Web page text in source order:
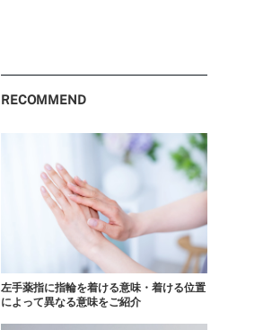
ヤル
338
US ON
RECOMMEND
左手薬指に指輪を着ける意味・着ける位置
によって異なる意味をご紹介